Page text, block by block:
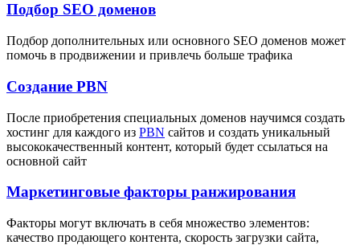
Подбор SEO доменов
Подбор дополнительных или основного SEO доменов может
помочь в продвижении и привлечь больше трафика
Создание PBN
После приобретения специальных доменов научимся создать
хостинг для каждого из PBN сайтов и создать уникальный
высококачественный контент, который будет ссылаться на
основной сайт
Маркетинговые факторы ранжирования
Факторы могут включать в себя множество элементов:
качество продающего контента, скорость загрузки сайта,